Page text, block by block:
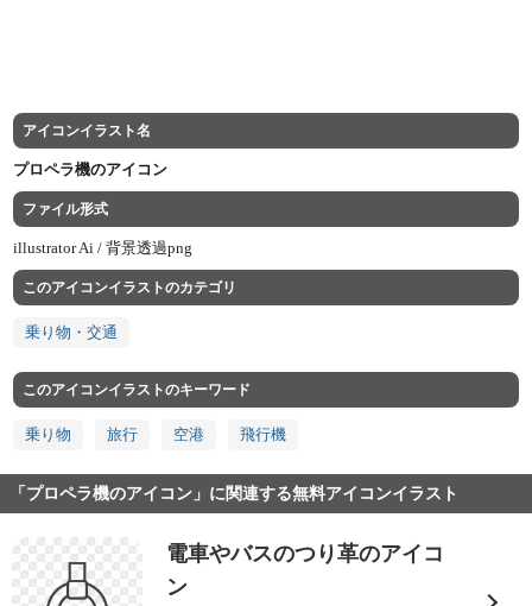
アイコンイラスト名
プロペラ機のアイコン
ファイル形式
illustrator Ai /背景透過png
このアイコンイラストのカテゴリ
乗り物・交通
このアイコンイラストのキーワード
乗り物 旅行 空港 飛行機
「プロペラ機のアイコン」に関連する無料アイコンイラスト
電車やバスのつり革のアイコ
ン